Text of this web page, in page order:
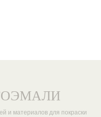
и материалов для покраски